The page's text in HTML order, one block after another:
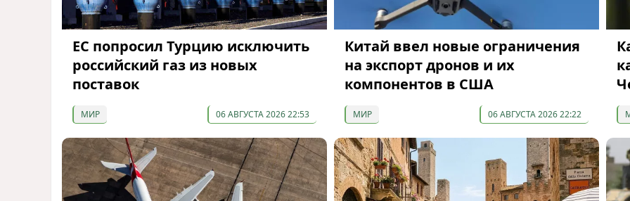
ЕС попросил Турцию исключить
российский газ из новых
поставок
МИР 06 АВГУСТА 2026 22:53
Китай ввел новые ограничения
на экспорт дронов и их
компонентов в США
МИР 06 АВГУСТА 2026 22:22